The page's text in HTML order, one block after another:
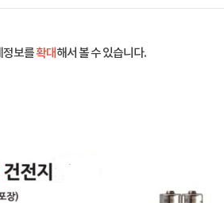
정보를확대해서 볼 수 있습니다.